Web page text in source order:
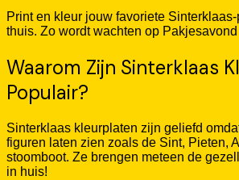
Print en kleur jouw favoriete
thuis. Zo wordt wachten op
Waarom Zijn Sinterklaas
Populair?
Sinterklaas kleurplaten zijn geliefd
figuren laten zien zoals de Sint, Pieten,
stoomboot. Ze brengen meteen de
in huis!